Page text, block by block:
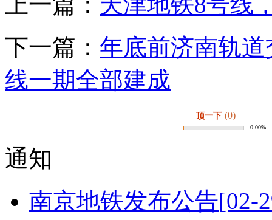
下一篇： 年底前济南轨
线一期全部建成
顶一下 (0)
0.00%
通知
南京地铁发布公告[02-